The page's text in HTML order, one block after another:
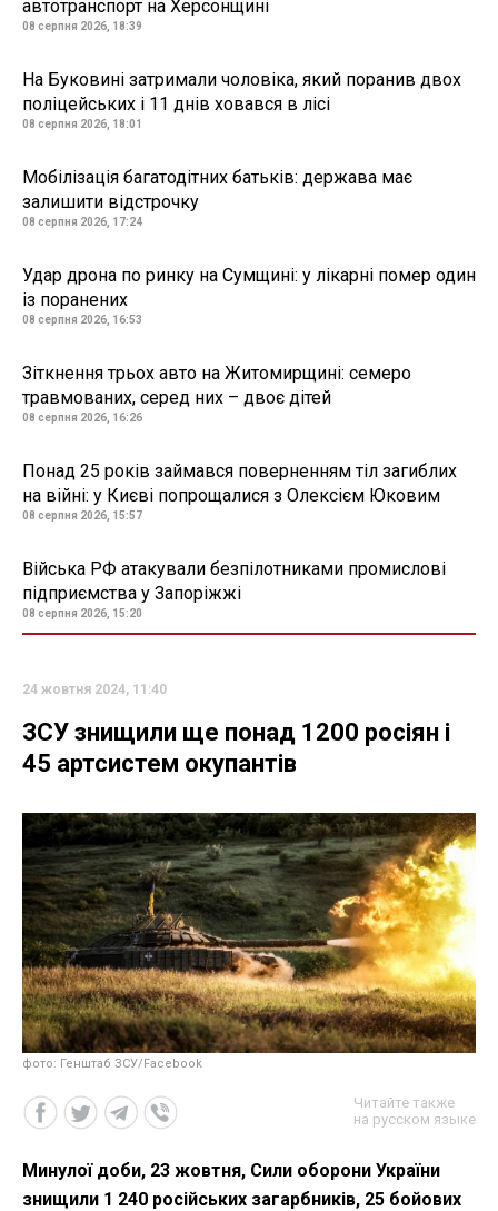
автотранспорт на Херсонщині
08 серпня 2026, 18:39
На Буковині затримали чоловіка, який поранив двох
поліцейських і 11 днів ховався в лісі
08 серпня 2026, 18:01
Мобілізація багатодітних батьків: держава має
залишити відстрочку
08 серпня 2026, 17:24
Удар дрона по ринку на Сумщині: у лікарні помер один
із поранених
08 серпня 2026, 16:53
Зіткнення трьох авто на Житомирщині: семеро
травмованих, серед них – двоє дітей
08 серпня 2026, 16:26
Понад 25 років займався поверненням тіл загиблих
на війні: у Києві попрощалися з Олексієм Юковим
08 серпня 2026, 15:57
Війська РФ атакували безпілотниками промислові
підприємства у Запоріжжі
08 серпня 2026, 15:20
24 жовтня 2024, 11:40
ЗСУ знищили ще понад 1200 росіян і
45 артсистем окупантів
фото: Генштаб ЗСУ/Facebook
Читайте также
на русском языке
Минулої доби, 23 жовтня, Сили оборони України
знищили 1 240 російських загарбників, 25 бойових